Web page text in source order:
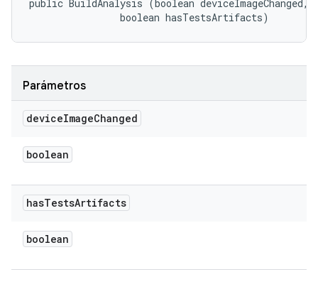
public BuildAnalysis (boolean deviceImageChanged,
                boolean hasTestsArtifacts)
Parámetros
deviceImageChanged
boolean
hasTestsArtifacts
boolean